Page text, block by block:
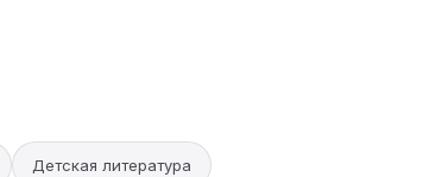
Детская литература